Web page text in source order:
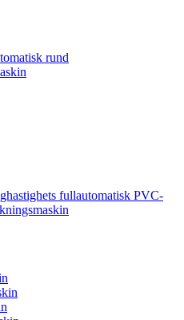
rund
fullautomatisk PVC-